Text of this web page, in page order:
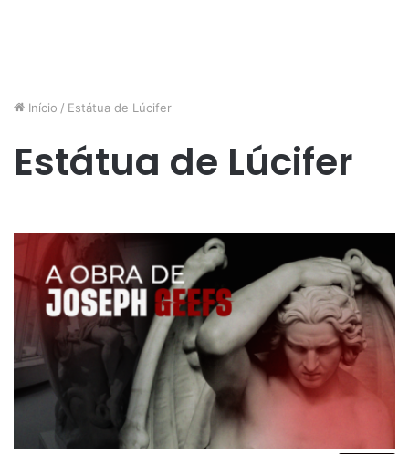
Início / Estátua de Lúcifer
Estátua de Lúcifer